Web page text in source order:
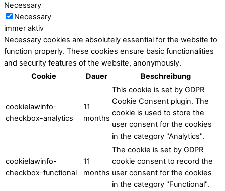
Necessary
Necessary
immer aktiv
Necessary cookies are absolutely essential for the website to
function properly. These cookies ensure basic functionalities
and security features of the website, anonymously.
Cookie
Dauer Beschreibung
cookielawinfo-
checkbox-analytics
11
months
This cookie is set by GDPR
Cookie Consent plugin. The
cookie is used to store the
user consent for the cookies
in the category "Analytics".
cookielawinfo-
checkbox-functional
11
months
The cookie is set by GDPR
cookie consent to record the
user consent for the cookies
in the category "Functional".